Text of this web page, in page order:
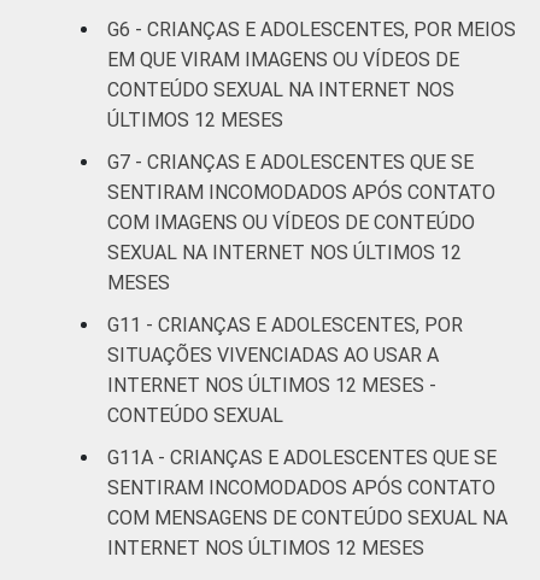
ADOLESCENTE
De 11 a 12
anos
4
De 13 a 14
anos
De 15 a 17
anos
10
FAMILIAR
Mais de 1
SM até 2 SM
Mais de 2
SM até 3 SM
8
SM
G6 - CRIANÇAS E ADOLESCENTES, POR MEIOS
EM QUE VIRAM IMAGENS OU VÍDEOS DE
CONTEÚDO SEXUAL NA INTERNET NOS
ÚLTIMOS 12 MESES
G7 - CRIANÇAS E ADOLESCENTES QUE SE
SENTIRAM INCOMODADOS APÓS CONTATO
COM IMAGENS OU VÍDEOS DE CONTEÚDO
SEXUAL NA INTERNET NOS ÚLTIMOS 12
MESES
G11 - CRIANÇAS E ADOLESCENTES, POR
SITUAÇÕES VIVENCIADAS AO USAR A
INTERNET NOS ÚLTIMOS 12 MESES -
CONTEÚDO SEXUAL
G11A - CRIANÇAS E ADOLESCENTES QUE SE
SENTIRAM INCOMODADOS APÓS CONTATO
COM MENSAGENS DE CONTEÚDO SEXUAL NA
INTERNET NOS ÚLTIMOS 12 MESES